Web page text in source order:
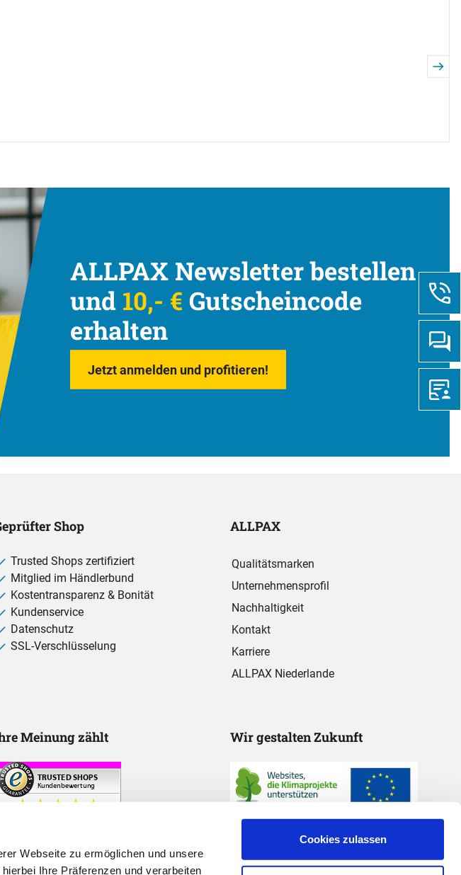
Webseite zu ermöglichen und unsere
Ihre Präferenzen und verarbeiten
Cookies zulassen
ALLPAX Newsletter bestellen
und 10,- € Gutscheincode
erhalten
Jetzt anmelden und profitieren!
Shop
Trusted Shops zertifiziert
Mitglied im Händlerbund
Kostentransparenz & Bonität
Kundenservice
Datenschutz
SSL-Verschlüsselung
ALLPAX
Qualitätsmarken
Unternehmensprofil
Nachhaltigkeit
Kontakt
Karriere
ALLPAX Niederlande
Meinung zählt Wir gestalten Zukunft